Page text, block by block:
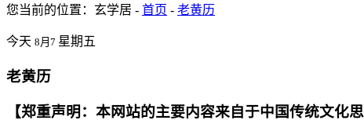
您当前的位置：玄学居 - 首页 - 老黄历
今天 8月7 星期五
老黄历
【郑重声明：本网站的主要内容来自于中国传统文化